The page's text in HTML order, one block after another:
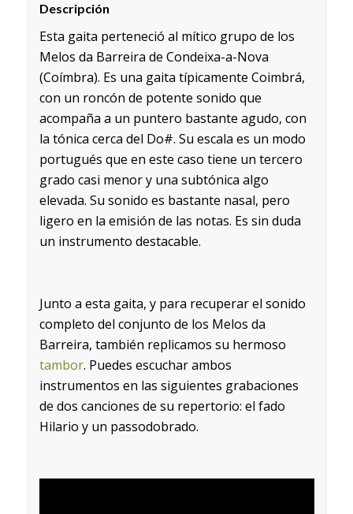
Descripción
Esta gaita perteneció al mítico grupo de los
Melos da Barreira de Condeixa-a-Nova
(Coímbra). Es una gaita típicamente Coimbrá,
con un roncón de potente sonido que
acompaña a un puntero bastante agudo, con
la tónica cerca del Do#. Su escala es un modo
portugués que en este caso tiene un tercero
grado casi menor y una subtónica algo
elevada. Su sonido es bastante nasal, pero
ligero en la emisión de las notas. Es sin duda
un instrumento destacable.
Junto a esta gaita, y para recuperar el sonido
completo del conjunto de los Melos da
Barreira, también replicamos su hermoso
tambor. Puedes escuchar ambos
instrumentos en las siguientes grabaciones
de dos canciones de su repertorio: el fado
Hilario y un passodobrado.